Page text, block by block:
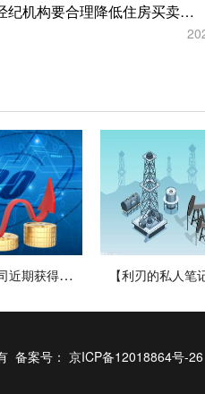
广东发文！经纪机构要合理降低住房买卖服务费用
博纳影业：公司近期获得政府补助款1000万元
备案号： 京ICP备12018864号-26